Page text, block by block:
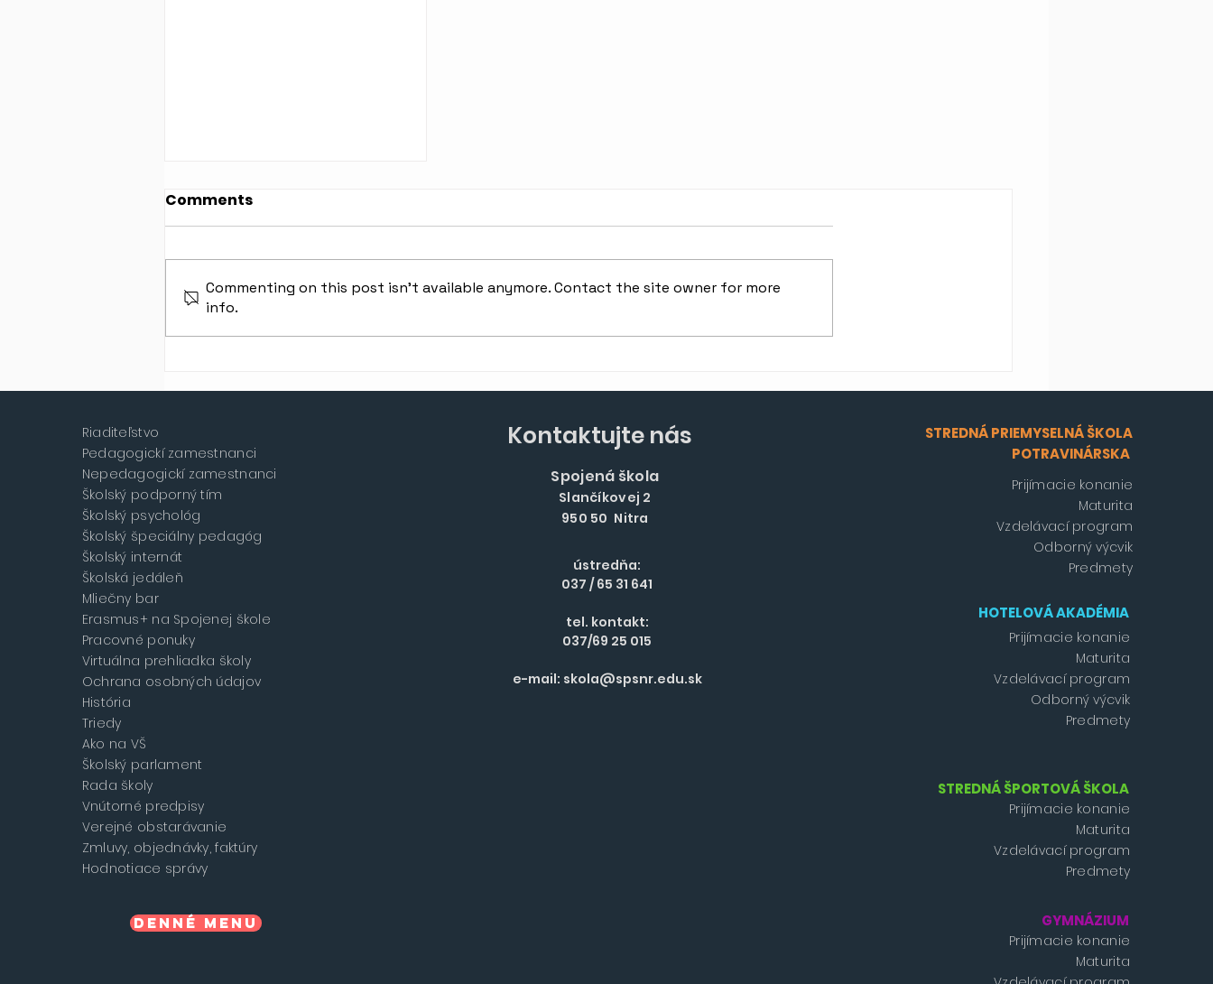
Simon Fukas - majster
Comments
Commenting on this post isn't available anymore. Contact the site owner for more
info.
Riaditeľstvo
Pedagogickí zamestnanci
Nepedagogickí zamestnanci
Školský podporný tím
Školský psychológ
Školský špeciálny pedagóg
Školský internát
Školská jedáleň
Mliečny bar
Erasmus+ na Spojenej škole
Pracovné ponuky
Virtuálna prehliadka školy
Ochrana osobných údajov
História
Triedy
Ako na VŠ
Školský parlament
Rada školy
Vnútorné predpisy
Verejné obstarávanie
Zmluvy, objednávky, faktúry
Hodnotiace správy
Denné menu
Kontaktujte nás
Spojená škola
Slančíkovej 2
950 50 Nitra
ústredňa:
037 / 65 31 641
tel. kontakt:
037/69 25 015
e-mail: skola@spsnr.edu.sk
STREDNÁ PRIEMYSELNÁ ŠKOLA
POTRAVINÁRSKA
Prijímacie konanie
Maturita
Vzdelávací program
Odborný výcvik
Predmety
HOTELOVÁ AKADÉMIA
Prijímacie konanie
Maturita
Vzdelávací program
Odborný výcvik
Predmety
STREDNÁ ŠPORTOVÁ ŠKOLA
Prijímacie konanie
Maturita
Vzdelávací program
Predmety
GYMNÁZIUM
Prijímacie konanie
Maturita